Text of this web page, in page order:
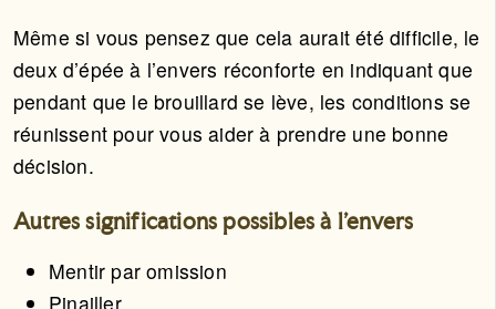
Même si vous pensez que cela aurait été difficile, le
deux d’épée à l’envers réconforte en indiquant que
pendant que le brouillard se lève, les conditions se
réunissent pour vous aider à prendre une bonne
décision.
Autres significations possibles à l'envers
Mentir par omission
Pinailler